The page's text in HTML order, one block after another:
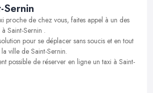
Sernin
proche de chez vous, faites appel à un des
Saint-Sernin .
pour se déplacer sans soucis et en tout
ville de Saint-Sernin.
possible de réserver en ligne un taxi à Saint-